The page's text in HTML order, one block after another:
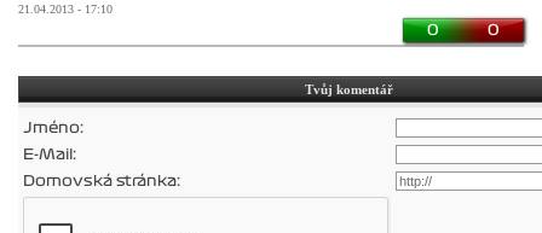
21.04.2013 - 17:10
0 0
Tvůj komentář
Jméno:
E-Mail:
Domovská stránka: